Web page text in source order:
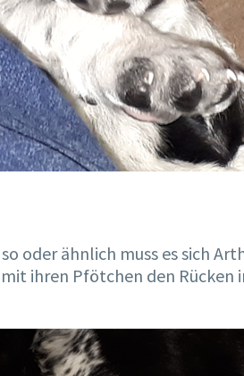
oder ähnlich muss es sich
ihren Pfötchen den Rücken